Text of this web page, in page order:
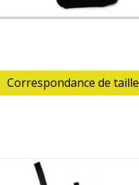
Correspondance de taille